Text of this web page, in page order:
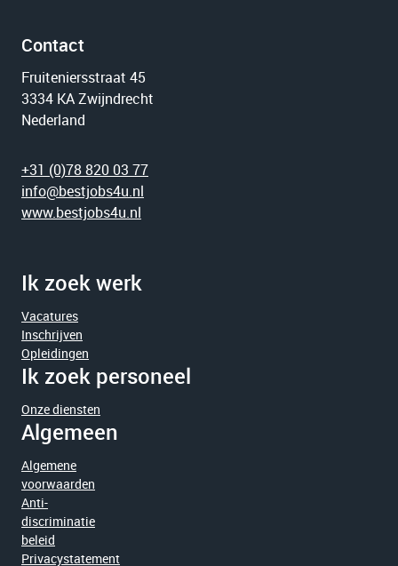
Contact
Fruiteniersstraat 45
3334 KA Zwijndrecht
Nederland
+31 (0)78 820 03 77
info@bestjobs4u.nl
www.bestjobs4u.nl
Ik zoek werk
Vacatures
Inschrijven
Opleidingen
Ik zoek personeel
Onze diensten
Algemeen
Algemene
voorwaarden
Anti-
discriminatie
beleid
Privacystatement